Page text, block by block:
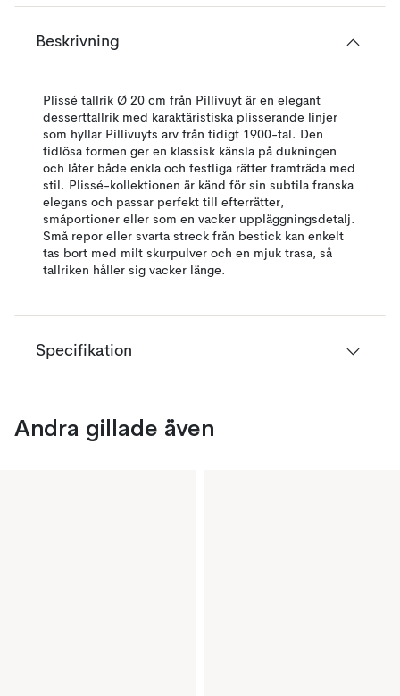
Beskrivning
Plissé tallrik Ø 20 cm från Pillivuyt är en elegant
desserttallrik med karaktäristiska plisserande linjer
som hyllar Pillivuyts arv från tidigt 1900-tal. Den
tidlösa formen ger en klassisk känsla på dukningen
och låter både enkla och festliga rätter framträda med
stil. Plissé-kollektionen är känd för sin subtila franska
elegans och passar perfekt till efterrätter,
småportioner eller som en vacker uppläggningsdetalj.
Små repor eller svarta streck från bestick kan enkelt
tas bort med milt skurpulver och en mjuk trasa, så
tallriken håller sig vacker länge.
Specifikation
Andra gillade även